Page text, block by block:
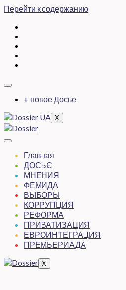
Перейти к содержанию
+ новое Досье
X
Главная
ДОСЬЄ
МНЕНИЯ
ФЕМИДА
ВЫБОРЫ
КОРРУПЦИЯ
РЕФОРМА
ПРИВАТИЗАЦИЯ
ЕВРОИНТЕГРАЦИЯ
ПРЕМЬЕРИАДА
X